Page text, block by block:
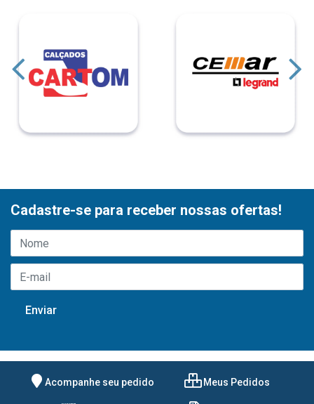
Cadastre-se para receber nossas ofertas!
Acompanhe seu pedido Meus Pedidos